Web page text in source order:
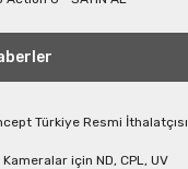
Türkiye Resmi İthalatçısı
için ND, CPL, UV